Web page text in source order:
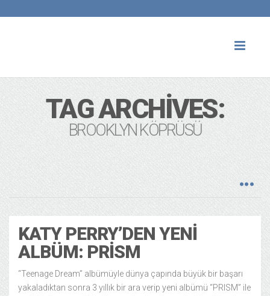
TAG ARCHIVES:
BROOKLYN KÖPRÜSÜ
KATY PERRY’DEN YENI
ALBÜM: PRISM
“Teenage Dream” albümüyle dünya çapında büyük bir başarı
yakaladıktan sonra 3 yıllık bir ara verip yeni albümü “PRISM” ile